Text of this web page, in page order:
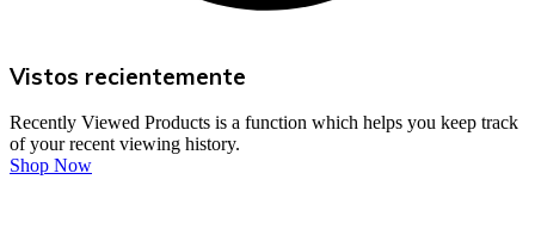
Vistos recientemente
Recently Viewed Products is a function which helps you keep track
of your recent viewing history.
Shop Now